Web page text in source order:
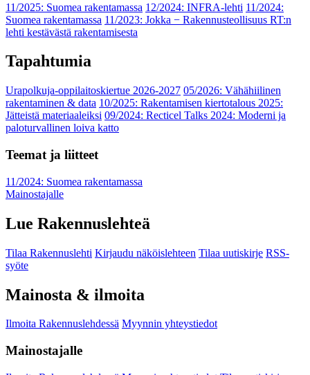
11/2025: Suomea rakentamassa 12/2024: INFRA-lehti 11/2024:
Suomea rakentamassa 11/2023: Jokka − Rakennusteollisuus RT:n
lehti kestävästä rakentamisesta
Tapahtumia
Urapolkuja-oppilaitoskiertue 2026-2027 05/2026: Vähähiilinen
rakentaminen & data 10/2025: Rakentamisen kiertotalous 2025:
Jätteistä materiaaleiksi 09/2024: Recticel Talks 2024: Moderni ja
paloturvallinen loiva katto
Teemat ja liitteet
11/2024: Suomea rakentamassa
Mainostajalle
Lue Rakennuslehteä
Tilaa Rakennuslehti Kirjaudu näköislehteen Tilaa uutiskirje RSS-
syöte
Mainosta & ilmoita
Ilmoita Rakennuslehdessä Myynnin yhteystiedot
Mainostajalle